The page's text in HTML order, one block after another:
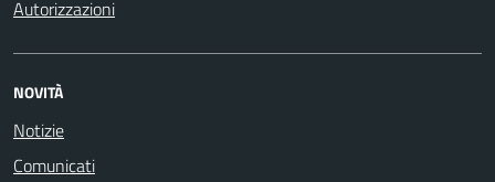
Autorizzazioni
NOVITÀ
Notizie
Comunicati